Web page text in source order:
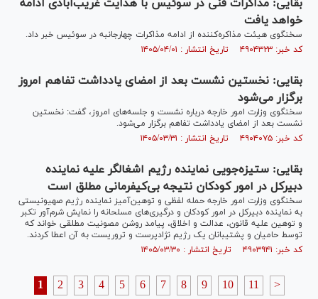
بقایی: مذاکرات فنی در سوئیس با هدایت غریب‌آبادی ادامه
خواهد یافت
سخنگوی هیئت مذاکره‌کننده از ادامه مذاکرات چهارجانبه در سوئیس خبر داد.
کد خبر: ۴۹۰۴۳۲۳ تاریخ انتشار : ۱۴۰۵/۰۴/۰۱
بقایی: نخستین نشست بعد از امضای یادداشت تفاهم امروز
برگزار می‌شود
سخنگوی وزارت امور خارجه درباره نشست و جلسه‌های امروز، گفت: نخستین
نشست بعد از امضای یادداشت تفاهم برگزار می‌شود.
کد خبر: ۴۹۰۴۰۷۵ تاریخ انتشار : ۱۴۰۵/۰۳/۳۱
بقایی: ستیزه‌جویی نماینده رژیم اشغالگر علیه نماینده
دبیرکل در امور کودکان نتیجه بی‌کیفرمانی مطلق است
سخنگوی وزارت امور خارجه حمله لفظی و توهین‌آمیز نماینده رژیم صهیونیستی
به نماینده دبیرکل در امور کودکان و درگیری‌های مسلحانه را نمایش شرم‌آور تکبر
و توهین علیه قانون، عدالت و اخلاق، پیامد روشن مصونیت مطلقی خواند که
توسط حامیان و پشتیبانان یک رژیم نژادپرست و تروریست به آن اعطا کردند.
کد خبر: ۴۹۰۳۹۴۱ تاریخ انتشار : ۱۴۰۵/۰۳/۳۰
1 2 3 4 5 6 7 8 9 10 11 >